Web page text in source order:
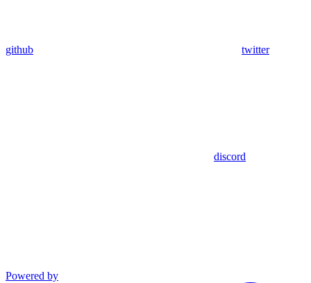
github twitter
discord
Powered by